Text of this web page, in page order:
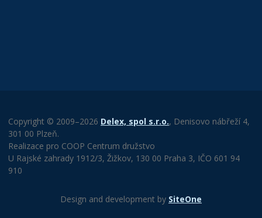
Copyright © 2009–2026 Delex, spol s.r.o., Denisovo nábřeží 4,
301 00 Plzeň.
Realizace pro COOP Centrum družstvo
U Rajské zahrady 1912/3, Žižkov, 130 00 Praha 3, IČO 601 94
910
Design and development by SiteOne